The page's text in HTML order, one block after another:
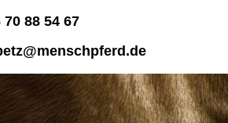
88 54 67